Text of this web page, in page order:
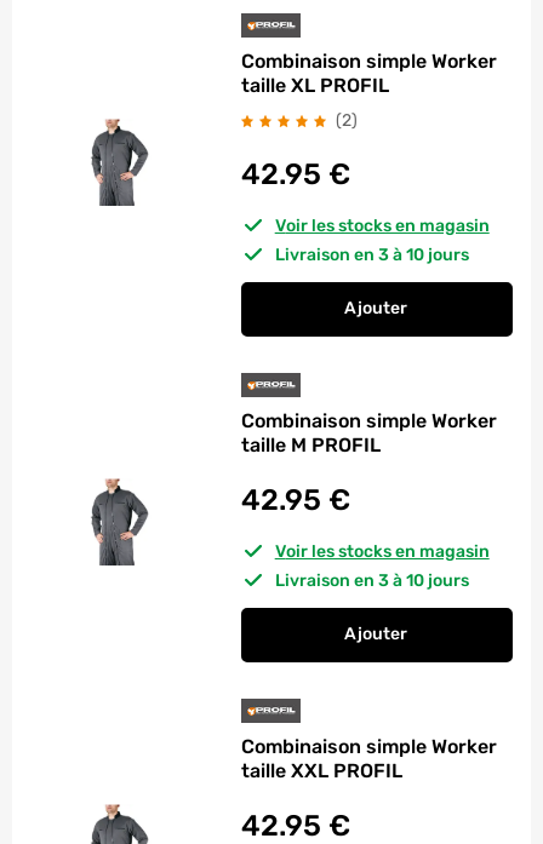
Combinaison simple Worker
taille XL PROFIL
(2)
42.95 €
Voir les stocks en magasin
Livraison en 3 à 10 jours
Ajouter
Combinaison
Combinaison simple Worker
taille M PROFIL
42.95 €
Voir les stocks en magasin
Livraison en 3 à 10 jours
Ajouter
Combinaison simple Worker
taille XXL PROFIL
42.95 €